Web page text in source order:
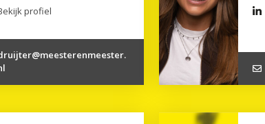
profiel